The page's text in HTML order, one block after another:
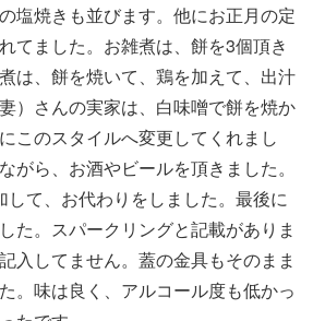
塩焼きも並びます。他にお正月の定
てました。お雑煮は、餅を3個頂き
は、餅を焼いて、鶏を加えて、出汁
）さんの実家は、白味噌で餅を焼か
このスタイルへ変更してくれまし
がら、お酒やビールを頂きました。
して、お代わりをしました。最後に
た。スパークリングと記載がありま
入してません。蓋の金具もそのまま
。味は良く、アルコール度も低かっ